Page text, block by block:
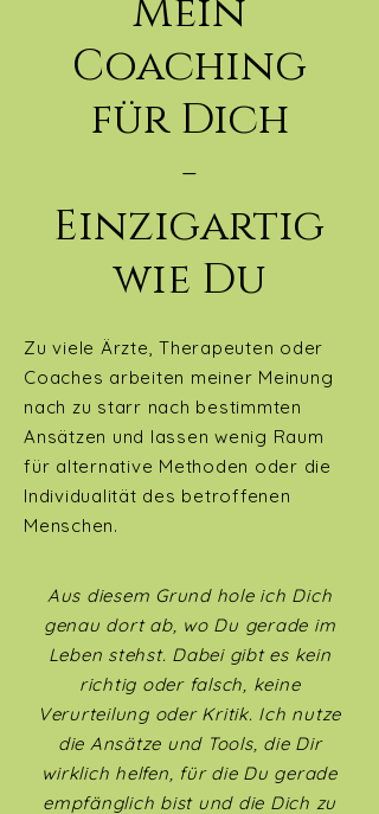
Mein
Coaching
für Dich
-
Einzigartig
wie Du
Zu viele Ärzte, Therapeuten oder
Coaches arbeiten meiner Meinung
nach zu starr nach bestimmten
Ansätzen und lassen wenig Raum
für alternative Methoden oder die
Individualität des betroffenen
Menschen.
​Aus diesem Grund hole ich Dich
genau dort ab, wo Du gerade im
Leben stehst. Dabei gibt es kein
richtig oder falsch, keine
Verurteilung oder Kritik. Ich nutze
die Ansätze und Tools, die Dir
wirklich helfen, für die Du gerade
empfänglich bist und die Dich zu